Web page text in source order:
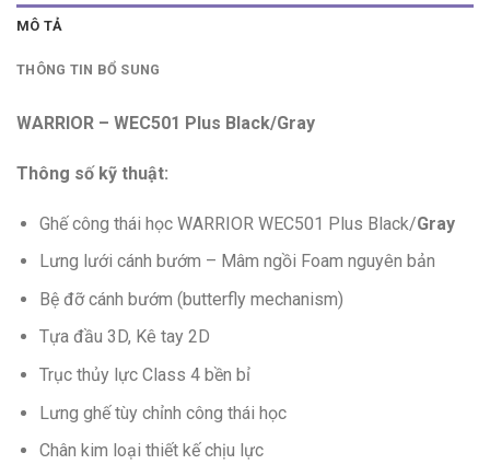
MÔ TẢ
THÔNG TIN BỔ SUNG
WARRIOR – WEC501 Plus Black/Gray
Thông số kỹ thuật:
Ghế công thái học WARRIOR WEC501 Plus Black/Gray
Lưng lưới cánh bướm – Mâm ngồi Foam nguyên bản
Bệ đỡ cánh bướm (butterfly mechanism)
Tựa đầu 3D, Kê tay 2D
Trục thủy lực Class 4 bền bỉ
Lưng ghế tùy chỉnh công thái học
Chân kim loại thiết kế chịu lực